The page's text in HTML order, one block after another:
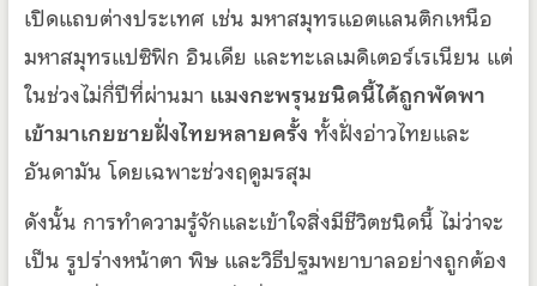
เปิดแถบต่างประเทศ เช่น มหาสมุทรแอตแลนติกเหนือ
มหาสมุทรแปซิฟิก อินเดีย และทะเลเมดิเตอร์เรเนียน แต่
ในช่วงไม่กี่ปีที่ผ่านมา แมงกะพรุนชนิดนี้ได้ถูกพัดพา
เข้ามาเกยชายฝั่งไทยหลายครั้ง ทั้งฝั่งอ่าวไทยและ
อันดามัน โดยเฉพาะช่วงฤดูมรสุม
ดังนั้น การทำความรู้จักและเข้าใจสิ่งมีชีวิตชนิดนี้ ไม่ว่าจะ
เป็น รูปร่างหน้าตา พิษ และวิธีปฐมพยาบาลอย่างถูกต้อง